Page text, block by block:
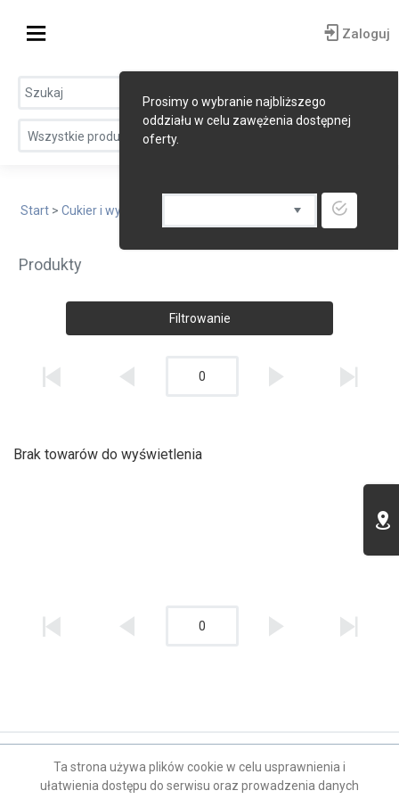
Zaloguj
Wszystkie produkty
Prosimy o wybranie najbliższego
oddziału w celu zawężenia dostępnej
oferty.
Start > Cukier i wyroby cukiernicze > Wyroby czekoladowe
Produkty
Filtrowanie
0
Brak towarów do wyświetlenia
0
Kontakt
Ta strona używa plików cookie w celu usprawnienia i
ułatwienia dostępu do serwisu oraz prowadzenia danych